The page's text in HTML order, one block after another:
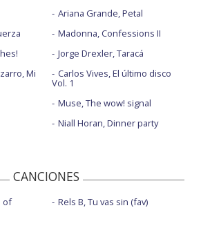
Mi
Ariana Grande, Petal
Madonna, Confessions II
Jorge Drexler, Taracá
Carlos Vives, El último disco
Vol. 1
Muse, The wow! signal
Niall Horan, Dinner party
CANCIONES
of Rels B, Tu vas sin (fav)